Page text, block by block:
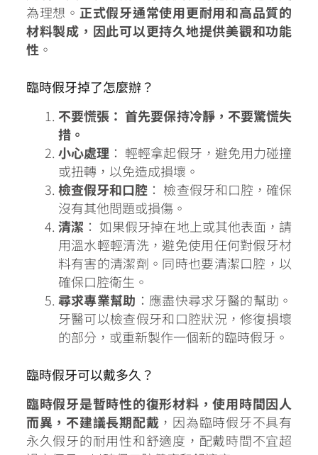
為理想。 正式假牙通常使用更耐用和高品質的
材料製成，因此可以更持久地提供美觀和功能
性 。
臨時假牙掉了怎麼辦？
不要慌張： 首先要保持冷靜，不要驚慌失
措。
小心處理 ： 輕輕拿起假牙，避免用力碰撞
或扭轉，以免造成損壞。
檢查假牙和口腔 ： 檢查假牙和口腔，確保
沒有其他問題或損傷。
清潔 ： 如果假牙掉在地上或其他表面，請
用溫水輕輕清洗，避免使用任何對假牙材
料有害的清潔劑。同時也要清潔口腔，以
確保口腔衛生。
尋求專業幫助 ：應盡快尋求牙醫的幫助。
牙醫可以檢查假牙和口腔狀況，修復損壞
的部分，或重新製作一個新的臨時假牙。
臨時假牙可以戴多久？
臨時假牙是暫時性的復形材料，使用時間因人
而異，不建議長期配戴 ，因為臨時假牙不具有
永久假牙的耐用性和舒適度，配戴時間不宜超